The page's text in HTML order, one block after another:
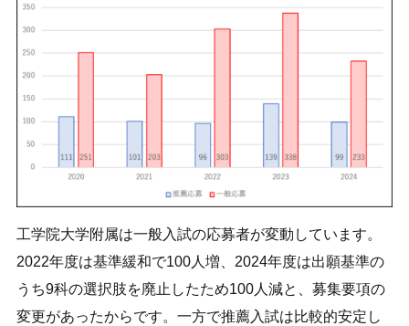
工学院大学附属は一般入試の応募者が変動しています。
2022年度は基準緩和で100人増、2024年度は出願基準の
うち9科の選択肢を廃止したため100人減と、募集要項の
変更があったからです。一方で推薦入試は比較的安定し